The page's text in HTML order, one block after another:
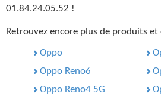
01.84.24.05.52 !
Retrouvez encore plus de produits et
Oppo
Oppo Reno6
Oppo Reno4 5G